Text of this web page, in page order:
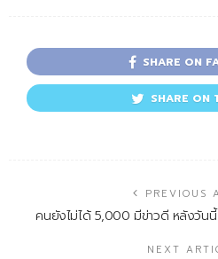
SHARE ON
SHARE ON
PREVIOUS
คนยังไม่ได้ 5,000 มีข่าวดี หลังวัน
NEXT